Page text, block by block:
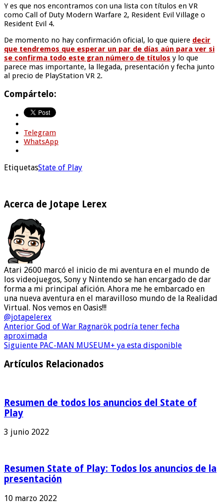
Y es que nos encontramos con una lista con títulos en VR
como Call of Duty Modern Warfare 2, Resident Evil Village o
Resident Evil 4.
De momento no hay confirmación oficial, lo que quiere decir
que tendremos que esperar un par de días aún para ver si
se confirma todo este gran número de títulos y lo que
parece mas importante, la llegada, presentación y fecha junto
al precio de PlayStation VR 2.
Compártelo:
Telegram
WhatsApp
EtiquetasState of Play
Acerca de Jotape Lerex
Atari 2600 marcó el inicio de mi aventura en el mundo de
los videojuegos, Sony y Nintendo se han encargado de dar
forma a mi principal afición. Ahora me he embarcado en
una nueva aventura en el maravilloso mundo de la Realidad
Virtual. Nos vemos en Oasis!!!
@jotapelerex
Anterior God of War Ragnarök podría tener fecha
aproximada
Siguiente PAC-MAN MUSEUM+ ya esta disponible
Artículos Relacionados
Resumen de todos los anuncios del State of
Play
3 junio 2022
Resumen State of Play: Todos los anuncios de la
presentación
10 marzo 2022